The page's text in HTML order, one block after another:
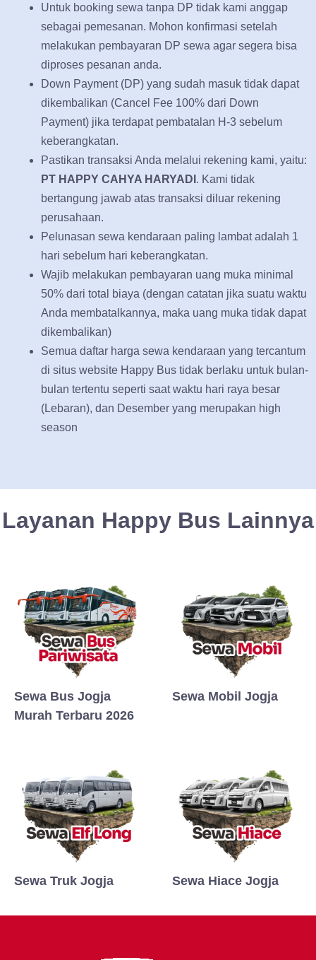
Untuk booking sewa tanpa DP tidak kami anggap
sebagai pemesanan. Mohon konfirmasi setelah
melakukan pembayaran DP sewa agar segera bisa
diproses pesanan anda.
Down Payment (DP) yang sudah masuk tidak dapat
dikembalikan (Cancel Fee 100% dari Down
Payment) jika terdapat pembatalan H-3 sebelum
keberangkatan.
Pastikan transaksi Anda melalui rekening kami, yaitu:
PT HAPPY CAHYA HARYADI . Kami tidak
bertangung jawab atas transaksi diluar rekening
perusahaan.
Pelunasan sewa kendaraan paling lambat adalah 1
hari sebelum hari keberangkatan.
Wajib melakukan pembayaran uang muka minimal
50% dari total biaya (dengan catatan jika suatu waktu
Anda membatalkannya, maka uang muka tidak dapat
dikembalikan)
Semua daftar harga sewa kendaraan yang tercantum
di situs website Happy Bus tidak berlaku untuk bulan-
bulan tertentu seperti saat waktu hari raya besar
(Lebaran), dan Desember yang merupakan high
season
Layanan Happy Bus Lainnya
Sewa Bus Jogja
Murah Terbaru 2026
Sewa Mobil Jogja
Sewa Truk Jogja Sewa Hiace Jogja